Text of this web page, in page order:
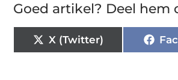
Goed artikel? Deel hem
X (Twitter)